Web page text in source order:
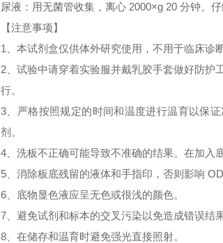
尿液：用无菌管收集，离心 2000×g 20 分钟。
【注意事项】
1、本试剂盒仅供体外研究使用，不用于临床诊断
2、试验中请穿着实验服并戴乳胶手套做好防护
行。
3、严格按照规定的时间和温度进行温育以保
剂。
4、洗板不正确可能导致不准确的结果。在加入
5、消除板底残留的液体和手指印，否则影响 OD
6、底物显色液应呈无色或很浅的颜色。
7、避免试剂和标本的交叉污染以免造成错误结果
8、在储存和温育时避免强光直接照射。